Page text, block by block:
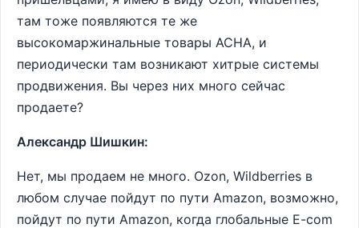
там тоже появляются те же
высокомаржинальные товары АСНА, и
периодически там возникают хитрые системы
продвижения. Вы через них много сейчас
продаете?
Александр Шишкин:
Нет, мы продаем не много. Оzon, Wildberries в
любом случае пойдут по пути Аmazon, возможно,
пойдут по пути Аmazon, когда глобальные E-com